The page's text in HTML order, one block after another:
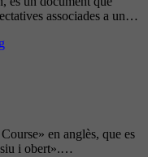
associades a un…
en anglès, que es
i obert».…